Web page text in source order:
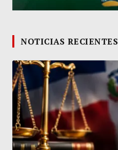
NOTICIAS RECIENTES